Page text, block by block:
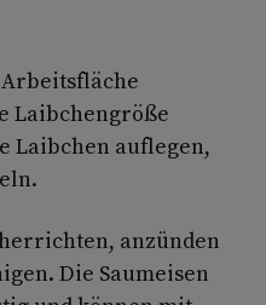
Laibchengröße
Laibchen auflegen,
anzünden
Die Saumeisen